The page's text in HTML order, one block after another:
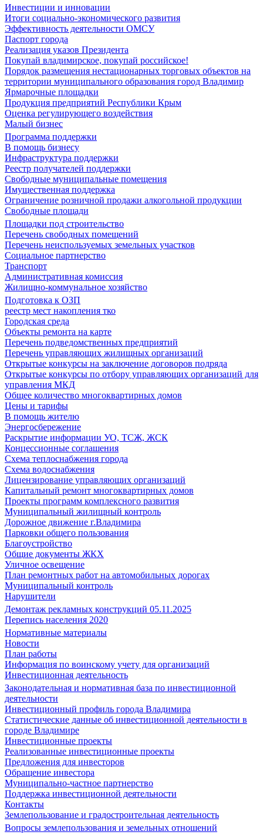
Инвестиции и инновации
Итоги социально-экономического развития
Эффективность деятельности ОМСУ
Паспорт города
Реализация указов Президента
Покупай владимирское, покупай российское!
Порядок размещения нестационарных торговых объектов на
территории муниципального образования город Владимир
Ярмарочные площадки
Продукция предприятий Республики Крым
Оценка регулирующего воздействия
Малый бизнес
Программа поддержки
В помощь бизнесу
Инфраструктура поддержки
Реестр получателей поддержки
Свободные муниципальные помещения
Имущественная поддержка
Ограничение розничной продажи алкогольной продукции
Свободные площади
Площадки под строительство
Перечень свободных помещений
Перечень неиспользуемых земельных участков
Социальное партнерство
Транспорт
Административная комиссия
Жилищно-коммунальное хозяйство
Подготовка к ОЗП
реестр мест накопления тко
Городская среда
Объекты ремонта на карте
Перечень подведомственных предприятий
Перечень управляющих жилищных организаций
Открытые конкурсы на заключение договоров подряда
Открытые конкурсы по отбору управляющих организаций для
управления МКД
Общее количество многоквартирных домов
Цены и тарифы
В помощь жителю
Энергосбережение
Раскрытие информации УО, ТСЖ, ЖСК
Концессионные соглашения
Схема теплоснабжения города
Схема водоснабжения
Лицензирование управляющих организаций
Капитальный ремонт многоквартирных домов
Проекты программ комплексного развития
Муниципальный жилищный контроль
Дорожное движение г.Владимира
Парковки общего пользования
Благоустройство
Общие документы ЖКХ
Уличное освещение
План ремонтных работ на автомобильных дорогах
Муниципальный контроль
Нарушители
Демонтаж рекламных конструкций 05.11.2025
Перепись населения 2020
Нормативные материалы
Новости
План работы
Информация по воинскому учету для организаций
Инвестиционная деятельность
Законодательная и нормативная база по инвестиционной
деятельности
Инвестиционный профиль города Владимира
Статистические данные об инвестиционной деятельности в
городе Владимире
Инвестиционные проекты
Реализованные инвестиционные проекты
Предложения для инвесторов
Обращение инвестора
Муниципально-частное партнерство
Поддержка инвестиционной деятельности
Контакты
Землепользование и градостроительная деятельность
Вопросы землепользования и земельных отношений